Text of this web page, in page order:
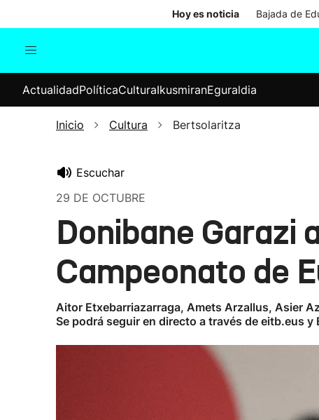
Hoy es noticia Bajada de
Internacional
Elecciones
ActualidadPolíticaCulturaIkusmiranEguraldia
Inicio Cultura Bertsolaritza
Escuchar
29 DE OCTUBRE
Donibane Garazi
Campeonato de
Aitor Etxebarriazarraga, Amets Arzallus, Asier
Se podrá seguir en directo a través de eitb.eus y